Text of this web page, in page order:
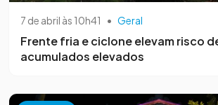
7 de abril às 10h41 • Geral
Frente fria e ciclone elevam risco
acumulados elevados